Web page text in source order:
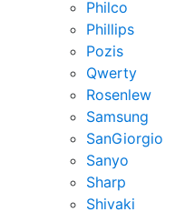
Philco
Phillips
Pozis
Qwerty
Rosenlew
Samsung
SanGiorgio
Sanyo
Sharp
Shivaki